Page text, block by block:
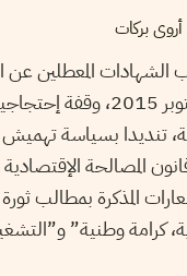
أروى بركات
الشهادات المعطلين عن
الخميس 22 أكتوبر 2015،
تنديدا بسياسة تهميش
المصالحة الإقتصادية
كرامة وطنية”